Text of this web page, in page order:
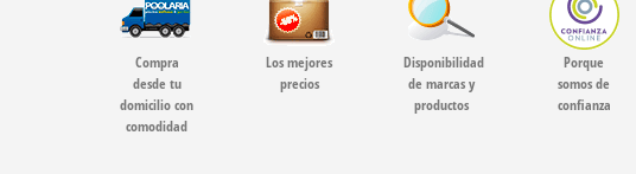
Compra
desde tu
domicilio con
comodidad
Los mejores
precios
Disponibilidad
de marcas y
productos
Porque
somos de
confianza